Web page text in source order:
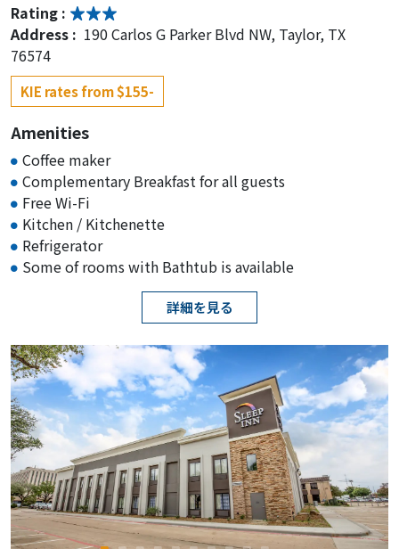
Rating :
Address : 190 Carlos G Parker Blvd NW, Taylor, TX
76574
KIE rates from $155-
Amenities
Coffee maker
Complementary Breakfast for all guests
Free Wi-Fi
Kitchen / Kitchenette
Refrigerator
Some of rooms with Bathtub is available
詳細を見る